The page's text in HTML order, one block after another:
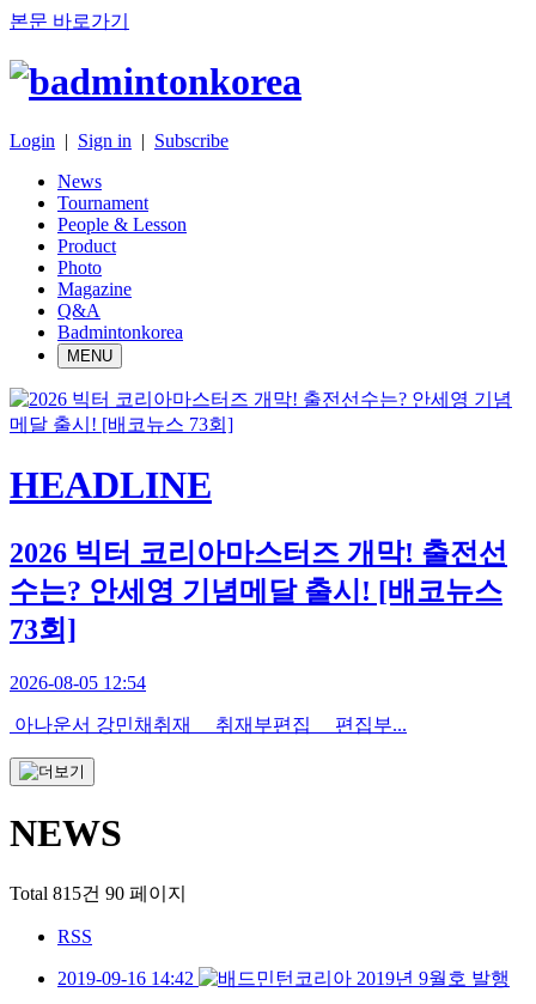
본문 바로가기
Login | Sign in | Subscribe
News
Tournament
People & Lesson
Product
Photo
Magazine
Q&A
Badmintonkorea
MENU
HEADLINE
2026 빅터 코리아마스터즈 개막! 출전선
수는? 안세영 기념메달 출시! [배코뉴스
73회]
2026-08-05 12:54
아나운서 강민채취재 취재부편집 편집부...
NEWS
Total 815건 90 페이지
RSS
2019-09-16 14:42